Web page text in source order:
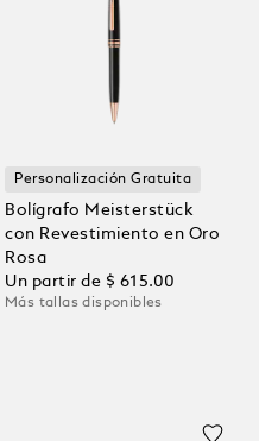
Personalización Gratuita
Bolígrafo Meisterstück
con Revestimiento en Oro
Rosa
Un partir de $ 615.00
Más tallas disponibles